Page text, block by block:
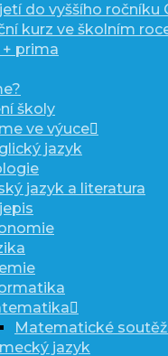
do vyššího ročníku
kurz ve školním
+ prima
školy
ve výuce
jazyk
jazyk a literatura
Matematické
jazyk